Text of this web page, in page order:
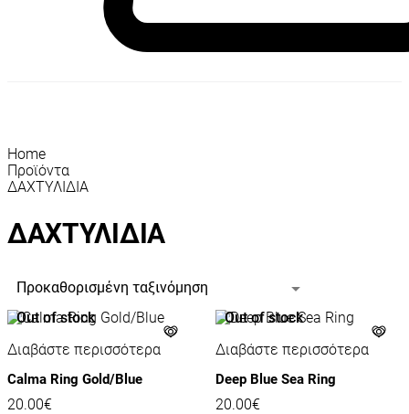
Home
Προϊόντα
ΔΑΧΤΥΛΙΔΙΑ
ΔΑΧΤΥΛΙΔΙΑ
Διαβάστε περισσότερα
Out of stock
Calma Ring Gold/Blue
20.00€
Διαβάστε περισσότερα
Out of stock
Deep Blue Sea Ring
20.00€